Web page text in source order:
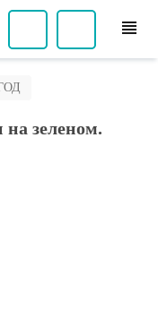
view_headline
зеленом.